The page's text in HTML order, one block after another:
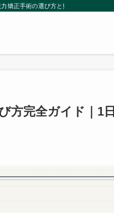
正手術の選び方と費用相場。レー
方完全ガイド｜1